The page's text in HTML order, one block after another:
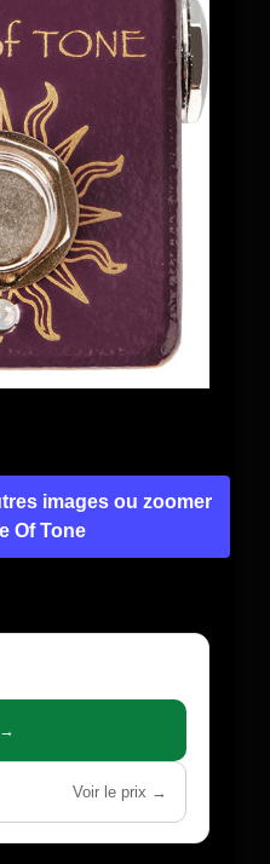
images ou zoomer
Of Tone
→
Voir le prix →